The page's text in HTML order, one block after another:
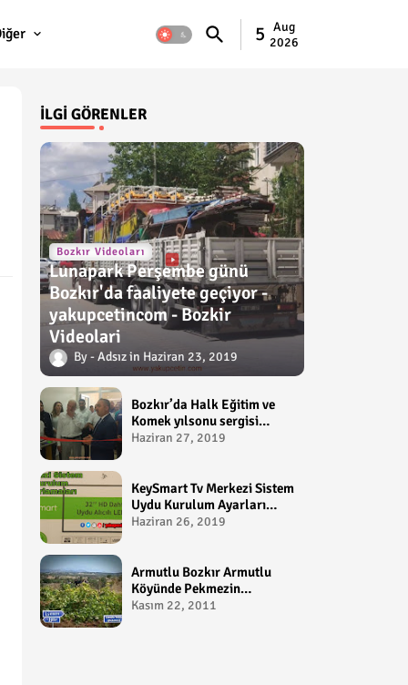
5 Aug
2026
İLGI GÖRENLER
Bozkır Videoları
Lunapark Perşembe günü
Bozkır'da faaliyete geçiyor -
yakupcetincom - Bozkir
Videolari
Adsız Haziran 23, 2019
Bozkır’da Halk Eğitim ve
Komek yılsonu sergisi
gerçekleştirildi-
Haziran 27, 2019
KeySmart Tv Merkezi Sistem
Uydu Kurulum Ayarları
Video anlatım -
Haziran 26, 2019
Armutlu Bozkır Armutlu
Köyünde Pekmezin
Hikayesi:Gezen Bilir Kontv
Kasım 22, 2011